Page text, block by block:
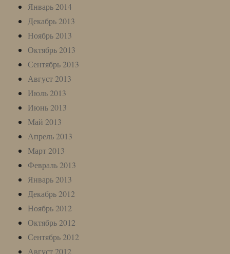
Январь 2014
Декабрь 2013
Ноябрь 2013
Октябрь 2013
Сентябрь 2013
Август 2013
Июль 2013
Июнь 2013
Май 2013
Апрель 2013
Март 2013
Февраль 2013
Январь 2013
Декабрь 2012
Ноябрь 2012
Октябрь 2012
Сентябрь 2012
Август 2012